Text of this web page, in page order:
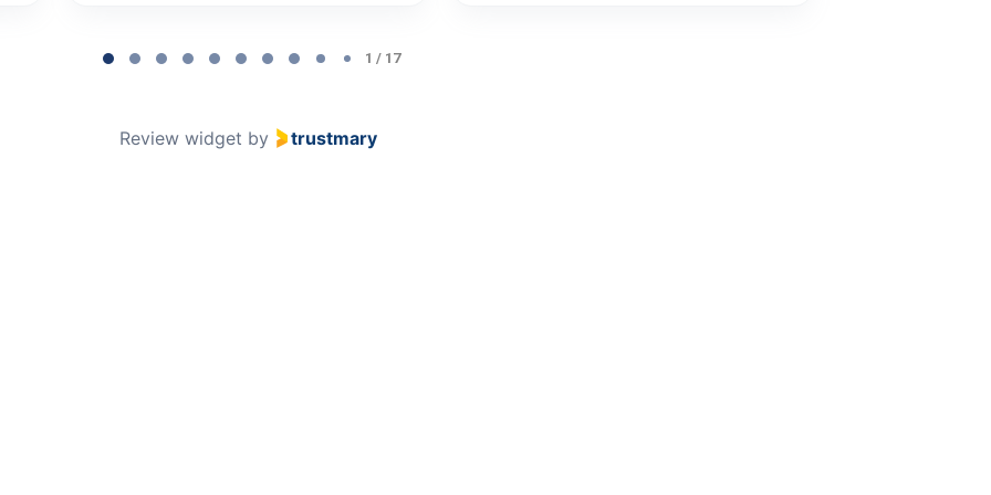
1 / 17
Review widget by trustmary